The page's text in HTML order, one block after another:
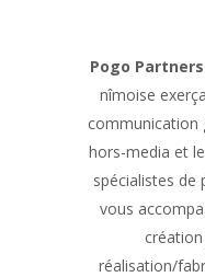
Pogo Partners
nîmoise
communication
hors-media et
spécialistes de
vous
création
réalisation/